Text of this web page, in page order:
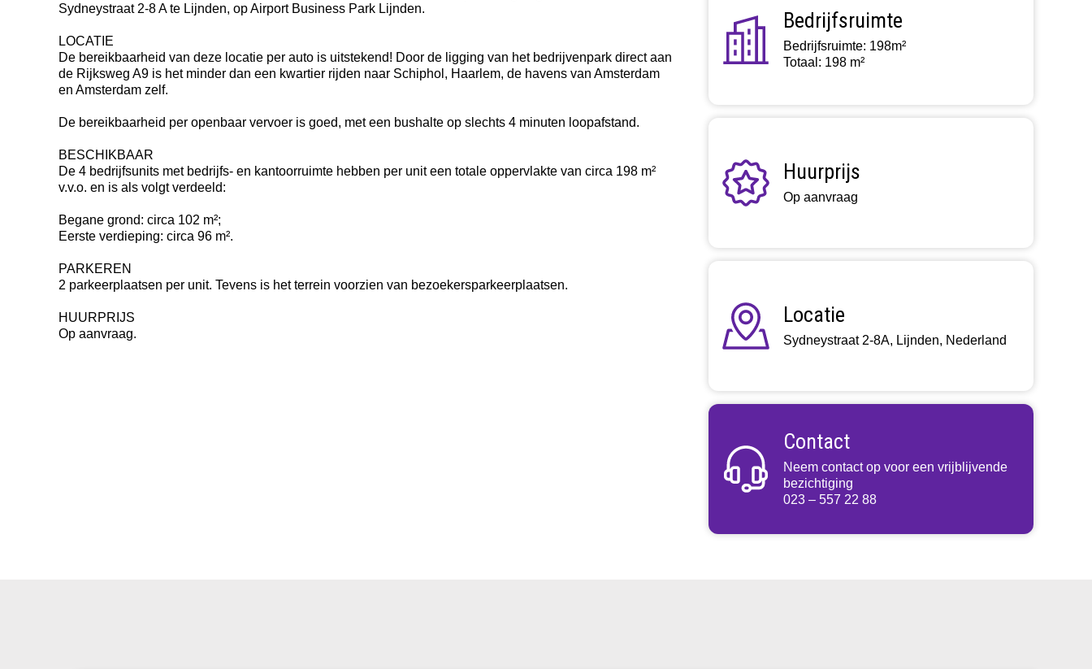
Sydneystraat 2-8 A te Lijnden, op Airport Business Park Lijnden.
LOCATIE
De bereikbaarheid van deze locatie per auto is uitstekend! Door de ligging van het bedrijvenpark direct aan
de Rijksweg A9 is het minder dan een kwartier rijden naar Schiphol, Haarlem, de havens van Amsterdam
en Amsterdam zelf.
De bereikbaarheid per openbaar vervoer is goed, met een bushalte op slechts 4 minuten loopafstand.
BESCHIKBAAR
De 4 bedrijfsunits met bedrijfs- en kantoorruimte hebben per unit een totale oppervlakte van circa 198 m²
v.v.o. en is als volgt verdeeld:
Begane grond: circa 102 m²;
Eerste verdieping: circa 96 m².
PARKEREN
2 parkeerplaatsen per unit. Tevens is het terrein voorzien van bezoekersparkeerplaatsen.
HUURPRIJS
Op aanvraag.
Bedrijfsruimte
Bedrijfsruimte: 198m²
Totaal: 198 m²
Huurprijs
Op aanvraag
Locatie
Sydneystraat 2-8A, Lijnden, Nederland
Contact
Neem contact op voor een vrijblijvende
bezichtiging
023 – 557 22 88